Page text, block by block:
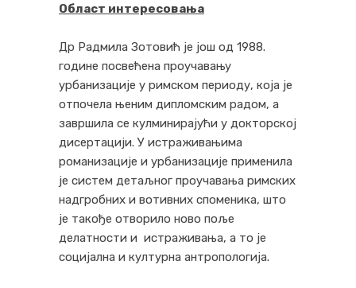
Област интересовања
Др Радмила Зотовић је још од 1988.
године посвећена проучавању
урбанизације у римском периоду, која је
отпочела њеним дипломским радом, а
завршила се кулминирајући у докторској
дисертацији. У истраживањима
романизације и урбанизације применила
је систем детаљног проучавања римских
надгробних и вотивних споменика, што
је такође отворило ново поље
делатности и истраживања, а то је
социјална и културна антропологија.